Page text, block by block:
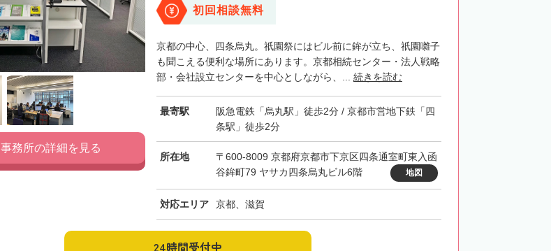
初回相談無料
京都の中心、四条烏丸。祇園祭にはビル前に鉾が立ち、祇園囃子
も聞こえる便利な場所にあります。京都相続センター・法人戦略
部・会社設立センターを中心としながら、... 続きを読む
最寄駅
阪急電鉄「烏丸駅」徒歩2分 / 京都市営地下鉄「四
条駅」徒歩2分
所在地
〒600-8009 京都府京都市下京区四条通室町東入函
谷鉾町79 ヤサカ四条烏丸ビル6階
地図
対応エリア 京都、滋賀
事務所の詳細を見る
24時間受付中